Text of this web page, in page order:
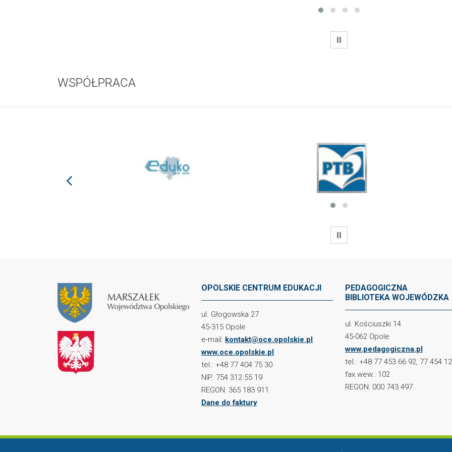
WSTRZYMAJ
WSPÓŁPRACA
prev
WSTRZYMAJ
OPOLSKIE CENTRUM EDUKACJI
ul. Głogowska 27
45-315 Opole
e-mail: kontakt@oce.opolskie.pl
www.oce.opolskie.pl
tel.: +48 77 404 75 30
NIP: 754 312 55 19
REGON: 365 183 911
Dane do faktury
PEDAGOGICZNA
BIBLIOTEKA WOJEWÓDZKA
ul. Kościuszki 14
45-062 Opole
www.pedagogiczna.pl
tel.: +48 77 453 66 92, 77 454
fax wew.: 102
REGON: 000 743 497